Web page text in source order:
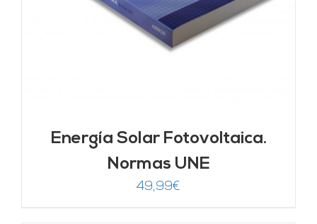
Energía Solar Fotovoltaica.
Normas UNE
49,99€